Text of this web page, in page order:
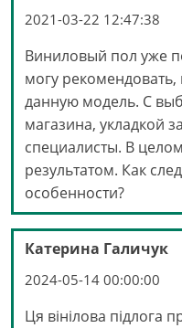
2021-03-22 12:47:38
Виниловый пол уже
могу рекомендовать,
данную модель. С
магазина, укладкой
специалисты. В
результатом. Как
особенности?
Катерина Галичук
2024-05-14 00:00:00
Ця вінілова підлога